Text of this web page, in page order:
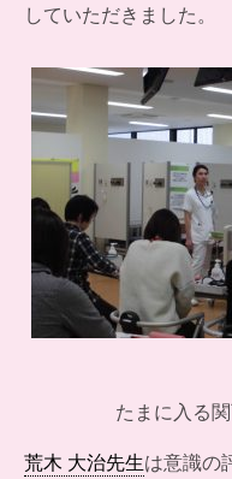
していただきました。
たまに入る
荒木 大治先生は意識の